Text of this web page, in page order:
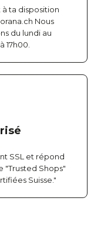
ta disposition
Nous
du lundi au
17h00.
SSL et répond
"Trusted Shops"
Suisse."